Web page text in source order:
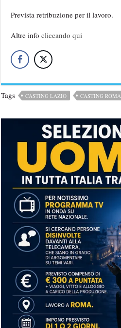
Prevista retribuzione per il lavoro.
Altre info cliccando qui
Tags CASTING LAZIO CASTING ROMA